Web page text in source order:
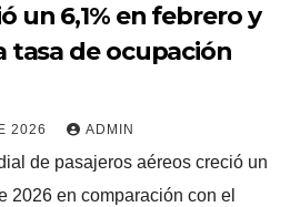
un 6,1% en febrero y
tasa de ocupación
2026 ADMIN
de pasajeros aéreos creció un
2026 en comparación con el